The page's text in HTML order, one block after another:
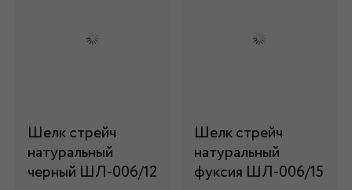
Шелк стрейч
натуральный
черный ШЛ-006/12
Шелк стрейч
натуральный
фуксия ШЛ-006/15